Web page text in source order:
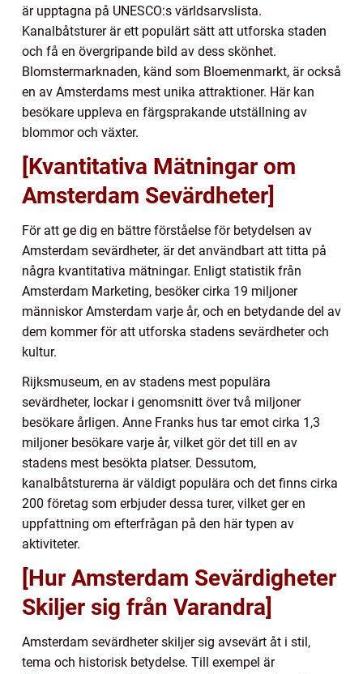
är upptagna på UNESCO:s världsarvslista.
Kanalbåtsturer är ett populärt sätt att utforska staden
och få en övergripande bild av dess skönhet.
Blomstermarknaden, känd som Bloemenmarkt, är också
en av Amsterdams mest unika attraktioner. Här kan
besökare uppleva en färgsprakande utställning av
blommor och växter.
[Kvantitativa Mätningar om
Amsterdam Sevärdheter]
För att ge dig en bättre förståelse för betydelsen av
Amsterdam sevärdheter, är det användbart att titta på
några kvantitativa mätningar. Enligt statistik från
Amsterdam Marketing, besöker cirka 19 miljoner
människor Amsterdam varje år, och en betydande del av
dem kommer för att utforska stadens sevärdheter och
kultur.
Rijksmuseum, en av stadens mest populära
sevärdheter, lockar i genomsnitt över två miljoner
besökare årligen. Anne Franks hus tar emot cirka 1,3
miljoner besökare varje år, vilket gör det till en av
stadens mest besökta platser. Dessutom,
kanalbåtsturerna är väldigt populära och det finns cirka
200 företag som erbjuder dessa turer, vilket ger en
uppfattning om efterfrågan på den här typen av
aktiviteter.
[Hur Amsterdam Sevärdigheter
Skiljer sig från Varandra]
Amsterdam sevärdheter skiljer sig avsevärt åt i stil,
tema och historisk betydelse. Till exempel är